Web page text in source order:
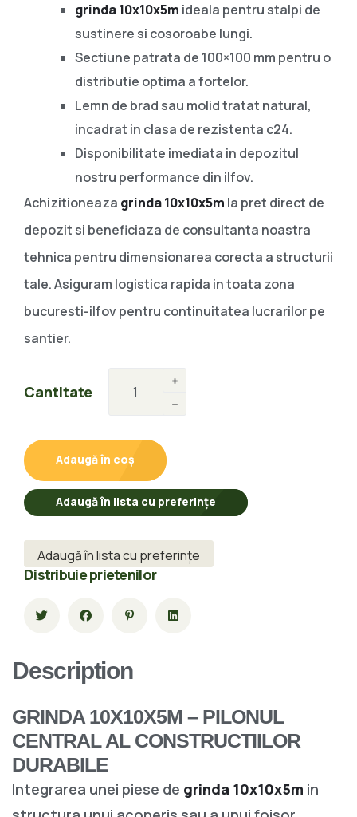
grinda 10x10x5m ideala pentru stalpi de
sustinere si cosoroabe lungi.
Sectiune patrata de 100×100 mm pentru o
distributie optima a fortelor.
Lemn de brad sau molid tratat natural,
incadrat in clasa de rezistenta c24.
Disponibilitate imediata in depozitul
nostru performance din ilfov.
Achizitioneaza grinda 10x10x5m la pret direct de
depozit si beneficiaza de consultanta noastra
tehnica pentru dimensionarea corecta a structurii
tale. Asiguram logistica rapida in toata zona
bucuresti-ilfov pentru continuitatea lucrarilor pe
santier.
Cantitate
Adaugă în coș
Adaugă în lista cu preferințe
Adaugă în lista cu preferințe
Distribuie prietenilor
Description
GRINDA 10X10X5M – PILONUL
CENTRAL AL CONSTRUCTIILOR
DURABILE
Integrarea unei piese de grinda 10x10x5m in